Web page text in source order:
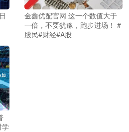
金鑫优配官网 这一个数值大于
一倍，不要犹豫，跑步进场！ #
股民#财经#A股
学